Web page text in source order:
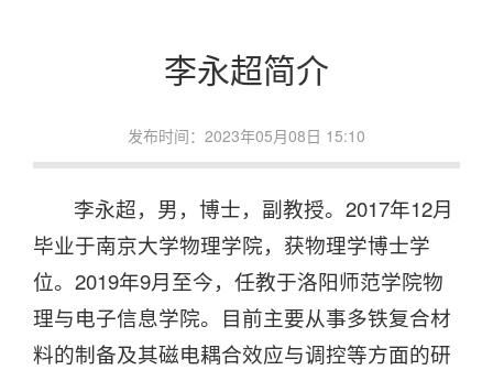
李永超简介
发布时间：2023年05月08日 15:10
李永超，男，博士，副教授。2017年12月
毕业于南京大学物理学院，获物理学博士学
位。2019年9月至今，任教于洛阳师范学院物
理与电子信息学院。目前主要从事多铁复合材
料的制备及其磁电耦合效应与调控等方面的研